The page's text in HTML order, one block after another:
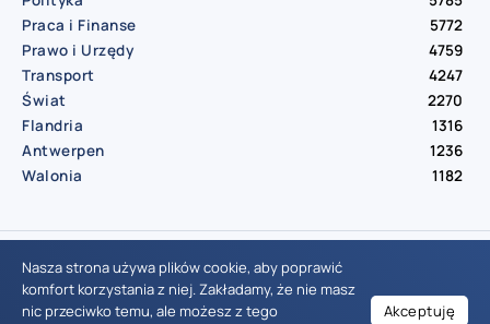
Praca i Finanse
5772
Prawo i Urzędy
4759
Transport
4247
Świat
2270
Flandria
1316
Antwerpen
1236
Walonia
1182
© Aktualnosci.be – All Right Reserved 2016-2026
Nasza strona używa plików cookie, aby poprawić
komfort korzystania z niej. Zakładamy, że nie masz
nic przeciwko temu, ale możesz z tego
Akceptuję